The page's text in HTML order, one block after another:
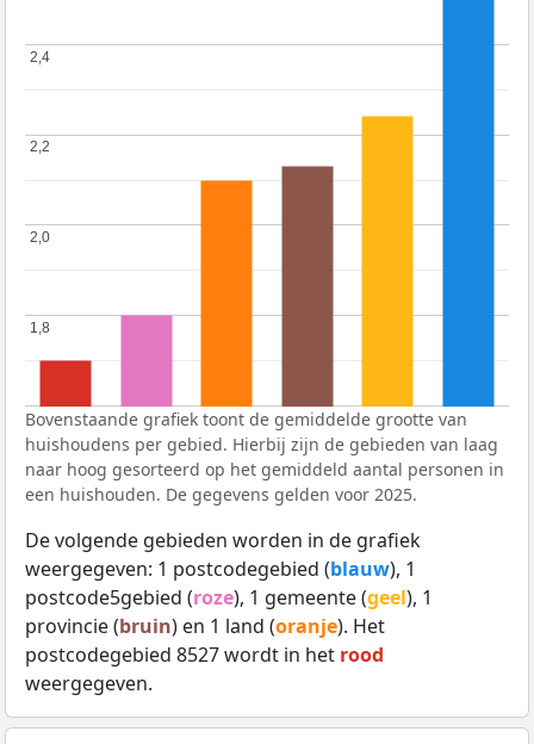
1,8
1,8
2,0
2,0
2,2
2,2
2,4
2,4
Bovenstaande grafiek toont de gemiddelde grootte van
huishoudens per gebied. Hierbij zijn de gebieden van laag
naar hoog gesorteerd op het gemiddeld aantal personen in
een huishouden. De gegevens gelden voor 2025.
De volgende gebieden worden in de grafiek
weergegeven: 1 postcodegebied (blauw), 1
postcode5gebied (roze), 1 gemeente (geel), 1
provincie (bruin) en 1 land (oranje). Het
postcodegebied 8527 wordt in het rood
weergegeven.